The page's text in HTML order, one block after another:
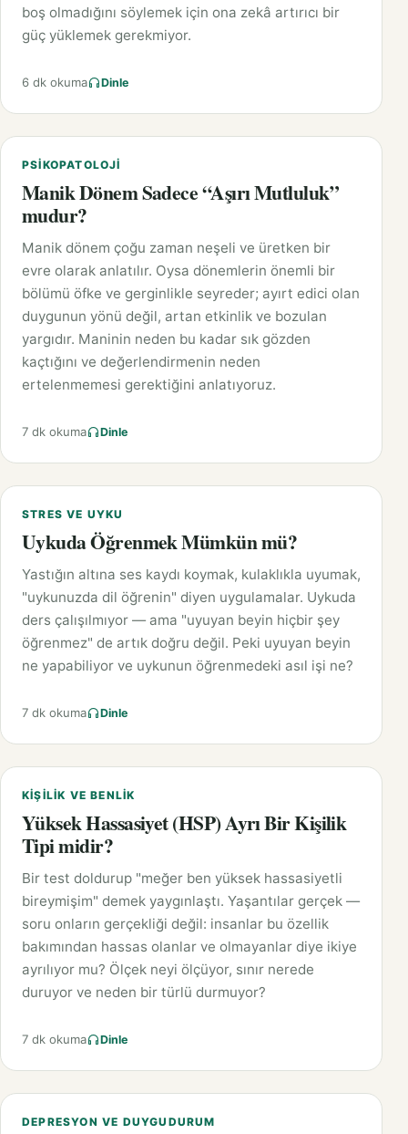
boş olmadığını söylemek için ona zekâ artırıcı bir
güç yüklemek gerekmiyor.
6 dk okuma Dinle
PSIKOPATOLOJI
Manik Dönem Sadece “Aşırı Mutluluk”
mudur?
Manik dönem çoğu zaman neşeli ve üretken bir
evre olarak anlatılır. Oysa dönemlerin önemli bir
bölümü öfke ve gerginlikle seyreder; ayırt edici olan
duygunun yönü değil, artan etkinlik ve bozulan
yargıdır. Maninin neden bu kadar sık gözden
kaçtığını ve değerlendirmenin neden
ertelenmemesi gerektiğini anlatıyoruz.
7 dk okuma Dinle
STRES VE UYKU
Uykuda Öğrenmek Mümkün mü?
Yastığın altına ses kaydı koymak, kulaklıkla uyumak,
"uykunuzda dil öğrenin" diyen uygulamalar. Uykuda
ders çalışılmıyor — ama "uyuyan beyin hiçbir şey
öğrenmez" de artık doğru değil. Peki uyuyan beyin
ne yapabiliyor ve uykunun öğrenmedeki asıl işi ne?
7 dk okuma Dinle
KIŞILIK VE BENLIK
Yüksek Hassasiyet (HSP) Ayrı Bir Kişilik
Tipi midir?
Bir test doldurup "meğer ben yüksek hassasiyetli
bireymişim" demek yaygınlaştı. Yaşantılar gerçek —
soru onların gerçekliği değil: insanlar bu özellik
bakımından hassas olanlar ve olmayanlar diye ikiye
ayrılıyor mu? Ölçek neyi ölçüyor, sınır nerede
duruyor ve neden bir türlü durmuyor?
7 dk okuma Dinle
DEPRESYON VE DUYGUDURUM